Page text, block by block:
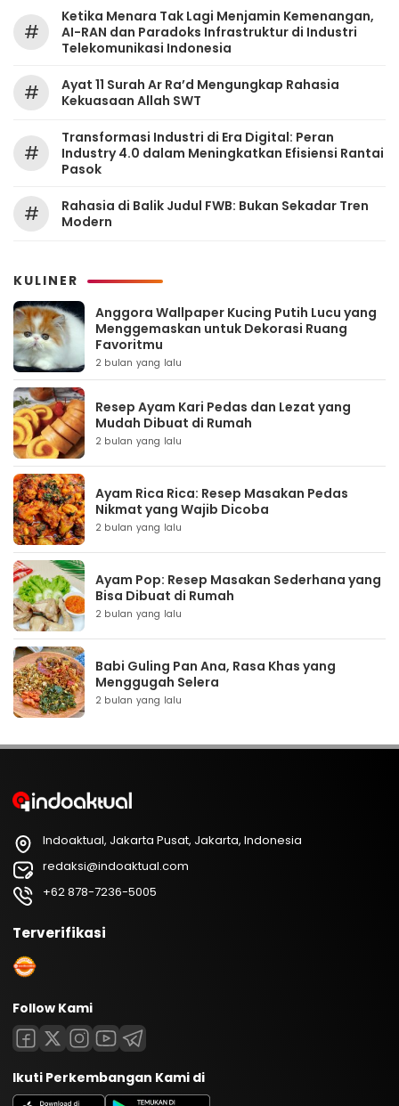
#
Ketika Menara Tak Lagi Menjamin Kemenangan,
AI-RAN dan Paradoks Infrastruktur di Industri
Telekomunikasi Indonesia
#
Ayat 11 Surah Ar Ra’d Mengungkap Rahasia
Kekuasaan Allah SWT
#
Transformasi Industri di Era Digital: Peran
Industry 4.0 dalam Meningkatkan Efisiensi Rantai
Pasok
#
Rahasia di Balik Judul FWB: Bukan Sekadar Tren
Modern
KULINER
Anggora Wallpaper Kucing Putih Lucu yang
Menggemaskan untuk Dekorasi Ruang
Favoritmu
2 bulan yang lalu
Resep Ayam Kari Pedas dan Lezat yang
Mudah Dibuat di Rumah
2 bulan yang lalu
Ayam Rica Rica: Resep Masakan Pedas
Nikmat yang Wajib Dicoba
2 bulan yang lalu
Ayam Pop: Resep Masakan Sederhana yang
Bisa Dibuat di Rumah
2 bulan yang lalu
Babi Guling Pan Ana, Rasa Khas yang
Menggugah Selera
2 bulan yang lalu
Indoaktual, Jakarta Pusat, Jakarta, Indonesia
redaksi@indoaktual.com
+62 878-7236-5005
Terverifikasi
Follow Kami
Ikuti Perkembangan Kami di